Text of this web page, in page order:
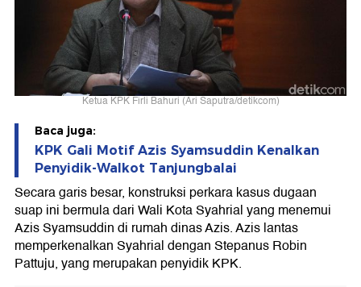
Ketua KPK Firli Bahuri (Ari Saputra/detikcom)
Baca juga:
KPK Gali Motif Azis Syamsuddin Kenalkan
Penyidik-Walkot Tanjungbalai
Secara garis besar, konstruksi perkara kasus dugaan
suap ini bermula dari Wali Kota Syahrial yang menemui
Azis Syamsuddin di rumah dinas Azis. Azis lantas
memperkenalkan Syahrial dengan Stepanus Robin
Pattuju, yang merupakan penyidik KPK.